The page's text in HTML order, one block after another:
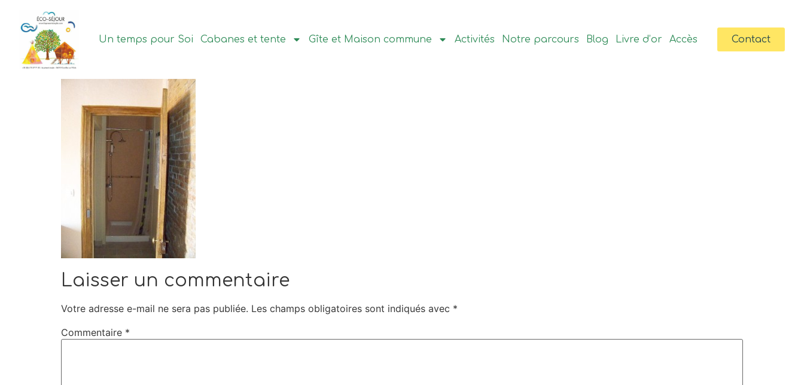
principal
Un temps pour Soi Cabanes et tente Gîte et Maison commune Activités Notre parcours Blog Livre d’or Accès Contact
Laisser un commentaire
Votre adresse e-mail ne sera pas publiée. Les champs obligatoires sont indiqués avec *
Commentaire *